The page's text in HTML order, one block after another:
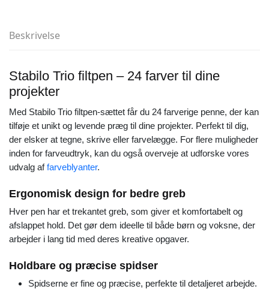
Beskrivelse
Stabilo Trio filtpen – 24 farver til dine
projekter
Med Stabilo Trio filtpen-sættet får du 24 farverige penne, der kan
tilføje et unikt og levende præg til dine projekter. Perfekt til dig,
der elsker at tegne, skrive eller farvelægge. For flere muligheder
inden for farveudtryk, kan du også overveje at udforske vores
udvalg affarveblyanter.
Ergonomisk design for bedre greb
Hver pen har et trekantet greb, som giver et komfortabelt og
afslappet hold. Det gør dem ideelle til både børn og voksne, der
arbejder i lang tid med deres kreative opgaver.
Holdbare og præcise spidser
Spidserne er fine og præcise, perfekte til detaljeret arbejde.